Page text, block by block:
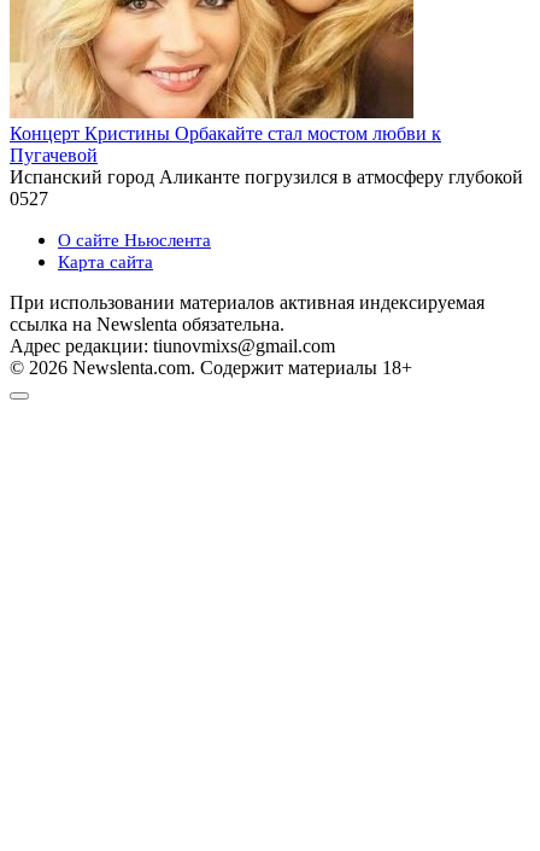
Концерт Кристины Орбакайте стал мостом любви к
Пугачевой
Испанский город Аликанте погрузился в атмосферу глубокой
0527
О сайте Ньюслента
Карта сайта
При использовании материалов активная индексируемая
ссылка на Newslenta обязательна.
Адрес редакции: tiunovmixs@gmail.com
© 2026 Newslenta.com. Содержит материалы 18+